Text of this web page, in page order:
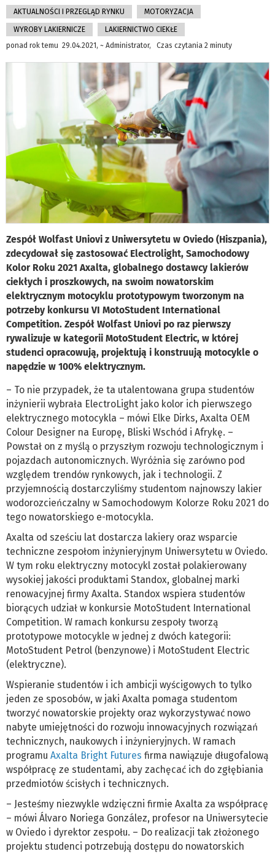
AKTUALNOŚCI I PRZEGLĄD RYNKU MOTORYZACJA
WYROBY LAKIERNICZE
LAKIERNICTWO CIEKŁE
ponad rok temu 29.04.2021, ~ Administrator, Czas czytania 2 minuty
Zespół Wolfast Uniovi z Uniwersytetu w Oviedo (Hiszpania),
zdecydował się zastosować Electrolight, Samochodowy
Kolor Roku 2021 Axalta, globalnego dostawcy lakierów
ciekłych i proszkowych, na swoim nowatorskim
elektrycznym motocyklu prototypowym tworzonym na
potrzeby konkursu VI MotoStudent International
Competition. Zespół Wolfast Uniovi po raz pierwszy
rywalizuje w kategorii MotoStudent Electric, w której
studenci opracowują, projektują i konstruują motocykle o
napędzie w 100% elektrycznym.
– To nie przypadek, że ta utalentowana grupa studentów
inżynierii wybrała ElectroLight jako kolor ich pierwszego
elektrycznego motocykla – mówi Elke Dirks, Axalta OEM
Colour Designer na Europę, Bliski Wschód i Afrykę. –
Powstał on z myślą o przyszłym rozwoju technologicznym i
pojazdach autonomicznych. Wyróżnia się zarówno pod
względem trendów rynkowych, jak i technologii. Z
przyjemnością dostarczyliśmy studentom najnowszy lakier
wodorozcieńczalny w Samochodowym Kolorze Roku 2021 do
tego nowatorskiego e-motocykla.
Axalta od sześciu lat dostarcza lakiery oraz wsparcie
techniczne zespołom inżynieryjnym Uniwersytetu w Oviedo.
W tym roku elektryczny motocykl został polakierowany
wysokiej jakości produktami Standox, globalnej marki
renowacyjnej firmy Axalta. Standox wspiera studentów
biorących udział w konkursie MotoStudent International
Competition. W ramach konkursu zespoły tworzą
prototypowe motocykle w jednej z dwóch kategorii:
MotoStudent Petrol (benzynowe) i MotoStudent Electric
(elektryczne).
Wspieranie studentów i ich ambicji wyścigowych to tylko
jeden ze sposobów, w jaki Axalta pomaga studentom
tworzyć nowatorskie projekty oraz wykorzystywać nowo
nabyte umiejętności do rozwoju innowacyjnych rozwiązań
technicznych, naukowych i inżynieryjnych. W ramach
programu Axalta Bright Futures firma nawiązuje długofalową
współpracę ze studentami, aby zachęcać ich do zgłębiania
przedmiotów ścisłych i technicznych.
– Jesteśmy niezwykle wdzięczni firmie Axalta za współpracę
– mówi Álvaro Noriega González, profesor na Uniwersytecie
w Oviedo i dyrektor zespołu. – Do realizacji tak złożonego
projektu studenci potrzebują dostępu do nowatorskich